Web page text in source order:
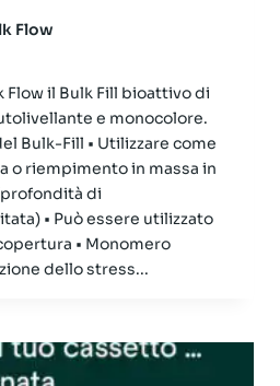
Flow
Flow il Bulk Fill bioattivo di
e monocolore.
Bulk-Fill • Utilizzare come
o riempimento in massa in
di
• Può essere utilizzato
• Monomero
dello stress...